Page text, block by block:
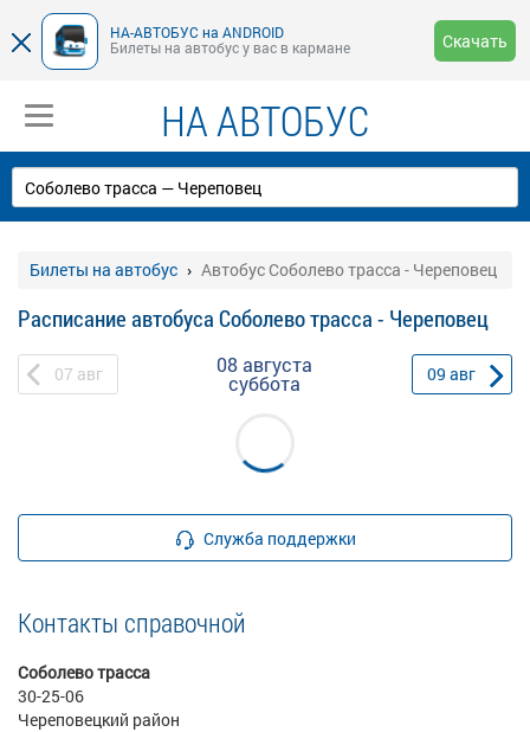
НА-АВТОБУС на ANDROID
Билеты на автобус у вас в кармане
Скачать
НА АВТОБУС
Билеты на автобус Автобус Соболево трасса - Череповец
Расписание автобуса Соболево трасса - Череповец
07 авг 08 августа
суббота 09 авг
Служба поддержки
Контакты справочной
Соболево трасса
30-25-06
Череповецкий район